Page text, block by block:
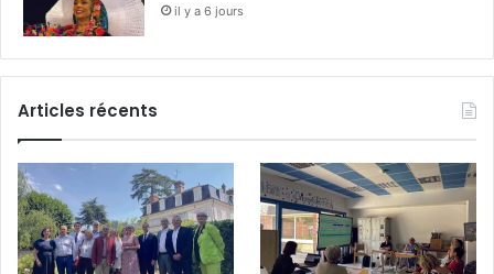
il y a 6 jours
Articles récents